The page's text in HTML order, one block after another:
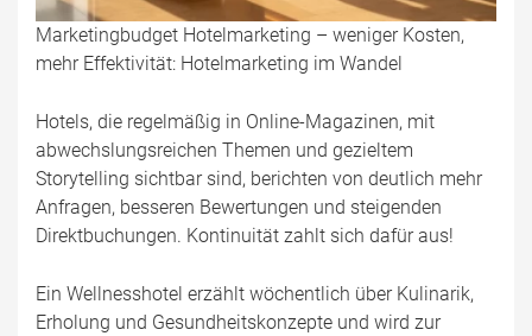
Marketingbudget Hotelmarketing – weniger Kosten,
mehr Effektivität: Hotelmarketing im Wandel
Hotels, die regelmäßig in Online-Magazinen, mit
abwechslungsreichen Themen und gezieltem
Storytelling sichtbar sind, berichten von deutlich mehr
Anfragen, besseren Bewertungen und steigenden
Direktbuchungen. Kontinuität zahlt sich dafür aus!
Ein Wellnesshotel erzählt wöchentlich über Kulinarik,
Erholung und Gesundheitskonzepte und wird zur